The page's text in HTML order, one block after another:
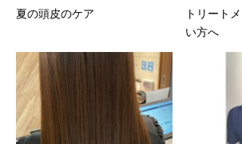
夏の頭皮のケア
トリート
い方へ